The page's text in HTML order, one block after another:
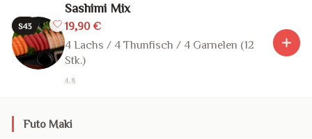
S43
Sashimi Mix
19,90 €
4 Lachs / 4 Thunfisch / 4 Garnelen (12
Stk.)
4, 8
Futo Maki